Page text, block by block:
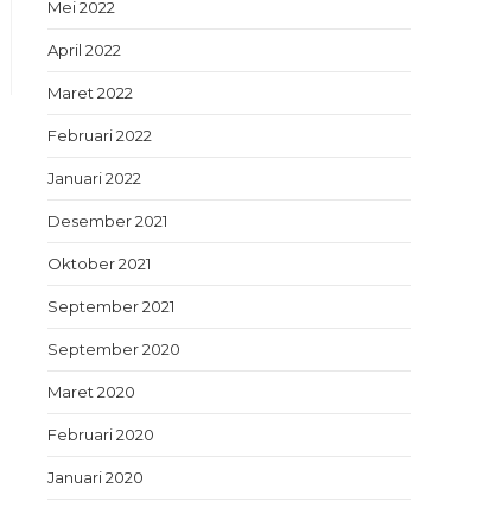
Mei 2022
April 2022
Maret 2022
Februari 2022
Januari 2022
Desember 2021
Oktober 2021
September 2021
September 2020
Maret 2020
Februari 2020
Januari 2020